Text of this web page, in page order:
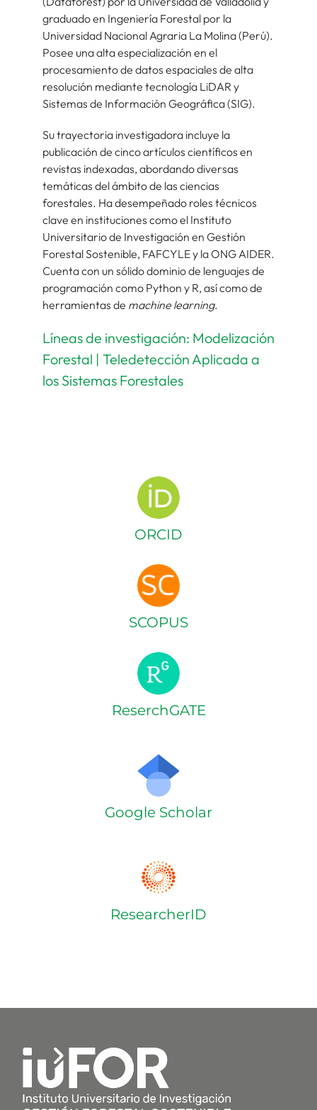
graduado en Ingeniería Forestal por la
Universidad Nacional Agraria La Molina (Perú).
Posee una alta especialización en el
procesamiento de datos espaciales de alta
resolución mediante tecnología LiDAR y
Sistemas de Información Geográfica (SIG).
Su trayectoria investigadora incluye la
publicación de cinco artículos científicos en
revistas indexadas, abordando diversas
temáticas del ámbito de las ciencias
forestales. Ha desempeñado roles técnicos
clave en instituciones como el Instituto
Universitario de Investigación en Gestión
Forestal Sostenible, FAFCYLE y la ONG AIDER.
Cuenta con un sólido dominio de lenguajes de
programación como Python y R, así como de
herramientas de machine learning.
Líneas de investigación: Modelización
Forestal | Teledetección Aplicada a
los Sistemas Forestales
ORCID
SCOPUS
ReserchGATE
Google Scholar
ResearcherID